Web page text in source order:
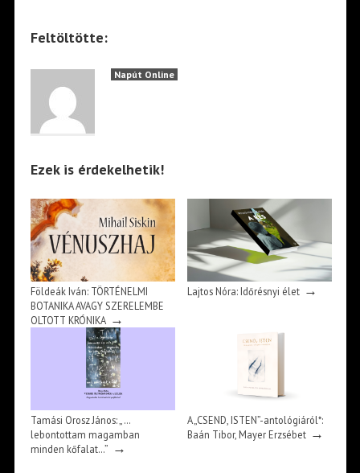
Feltöltötte:
Napút Online
Ezek is érdekelhetik!
Földeák Iván: TÖRTÉNELMI
BOTANIKA AVAGY SZERELEMBE
OLTOTT KRÓNIKA→
Lajtos Nóra: Időrésnyi élet→
Tamási Orosz János: „…
lebontottam magamban
minden kőfalat…” →
A „CSEND, ISTEN”-antológiáról*:
Baán Tibor, Mayer Erzsébet→